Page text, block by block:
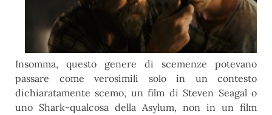
Insomma, questo genere di scemenze potevano
passare come verosimili solo in un contesto
dichiaratamente scemo, un film di Steven Seagal o
uno Shark-qualcosa della Asylum, non in un film